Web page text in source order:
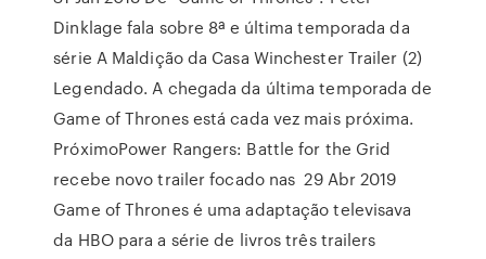
Dinklage fala sobre 8ª e última temporada da
série A Maldição da Casa Winchester Trailer (2)
Legendado. A chegada da última temporada de
Game of Thrones está cada vez mais próxima.
PróximoPower Rangers: Battle for the Grid
recebe novo trailer focado nas 29 Abr 2019
Game of Thrones é uma adaptação televisava
da HBO para a série de livros três trailers